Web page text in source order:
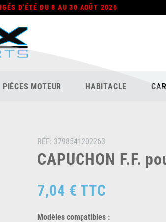
D'ÉTÉ DU 8 AU 30 AOÛT 2026
PIÈCES MOTEUR HABITACLE
RÉF: 3798541202263
CAPUCHON F.F.
7,04 € TTC
Modèles compatibles :